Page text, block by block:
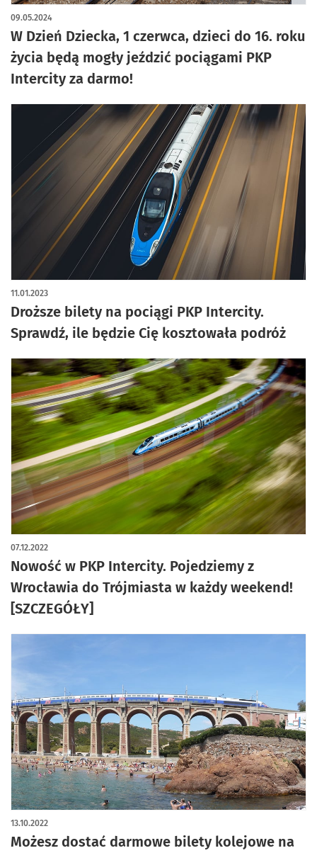
W Dzień Dziecka, 1 czerwca, dzieci do 16. roku
życia będą mogły jeździć pociągami PKP
Intercity za darmo!
09.05.2024
Droższe bilety na pociągi PKP Intercity.
Sprawdź, ile będzie Cię kosztowała podróż
11.01.2023
Nowość w PKP Intercity. Pojedziemy z
Wrocławia do Trójmiasta w każdy weekend!
[SZCZEGÓŁY]
07.12.2022
Możesz dostać darmowe bilety kolejowe na
13.10.2022